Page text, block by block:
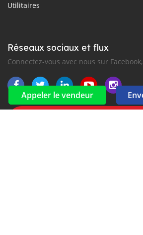
Appeler le vendeur
Utilitaires
Réseaux sociaux et flux
Connectez-vous avec nous sur